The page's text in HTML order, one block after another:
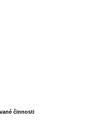
činnosti